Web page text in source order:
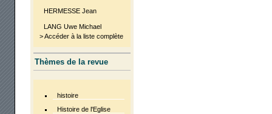
HERMESSE Jean
LANG Uwe Michael
> Accéder à la liste complète
Thèmes de la revue
histoire
Histoire de l'Eglise